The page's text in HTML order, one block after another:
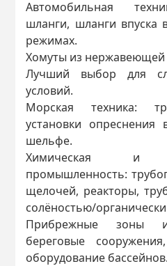
Автомобильная
шланги, шланги впуска
режимах.
Хомуты из нержавеющей
Лучший выбор для
условий.
Морская техника:
установки
шельфе.
Химическая и
промышленность:
щелочей, реакторы,
солёностью/
Прибрежные зоны
береговые
оборудование бассейнов.